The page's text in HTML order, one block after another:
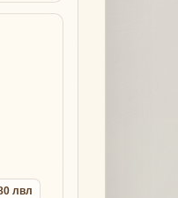
лвл